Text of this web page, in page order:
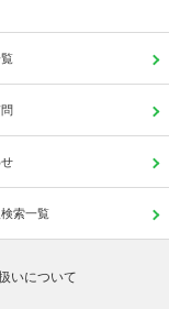
索一覧
いについて